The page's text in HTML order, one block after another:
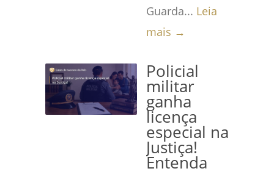
Guarda... Leia
mais →
Policial
militar
ganha
licença
especial na
Justiça!
Entenda